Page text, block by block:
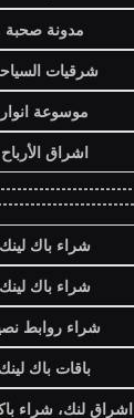
مدونة صحبة
شرقيات
موسوعة انوار
اشراق الأرباح
شراء باك لينك
شراء باك لينك
شراء روابط
باقات باك لينك
اشراق لنك، شراء